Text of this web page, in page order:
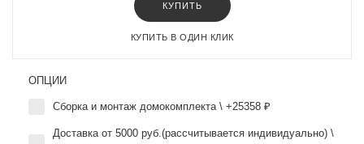
КУПИТЬ
КУПИТЬ В ОДИН КЛИК
ОПЦИИ
Сборка и монтаж домокомплекта \ +25358 ₽
Доставка от 5000 руб.(рассчитывается индивидуально) \